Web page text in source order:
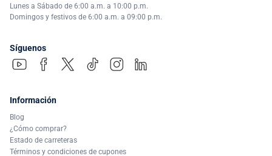
Lunes a Sábado de 6:00 a.m. a 10:00 p.m.
Domingos y festivos de 6:00 a.m. a 09:00 p.m.
Síguenos
Información
Blog
¿Cómo comprar?
Estado de carreteras
Términos y condiciones de cupones